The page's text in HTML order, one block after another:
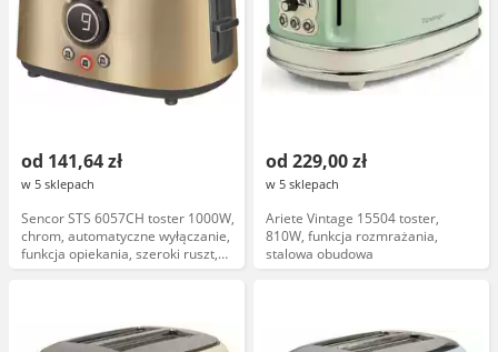
od 141,64 zł
w 5 sklepach
Sencor STS 6057CH toster 1000W,
chrom, automatyczne wyłączanie,
funkcja opiekania, szeroki ruszt,
model 6057CH
od 229,00 zł
w 5 sklepach
Ariete Vintage 15504 toster,
810W, funkcja rozmrażania,
stalowa obudowa